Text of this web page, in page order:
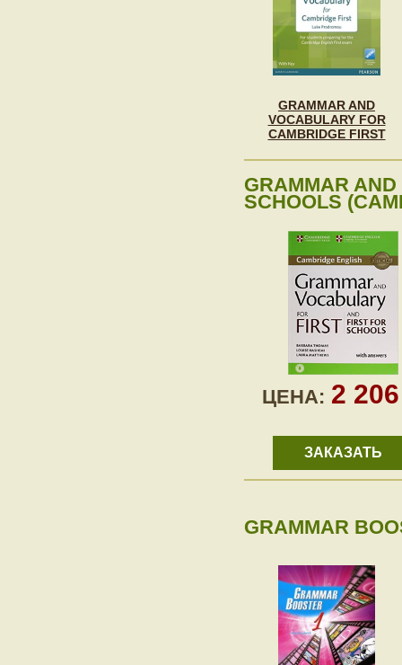
GRAMMAR AND
VOCABULARY FOR
CAMBRIDGE FIRST
GRAMMAR
SCHOOLS
ЦЕНА: 2
ЗАКАЗАТЬ
GRAMMAR